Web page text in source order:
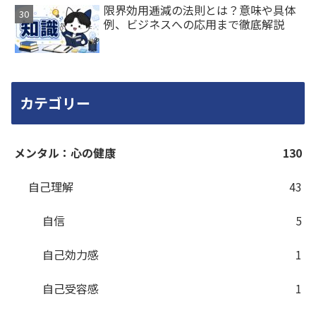
限界効用逓減の法則とは？意味や具体
例、ビジネスへの応用まで徹底解説
カテゴリー
メンタル：心の健康
130
自己理解
43
自信
5
自己効力感
1
自己受容感
1